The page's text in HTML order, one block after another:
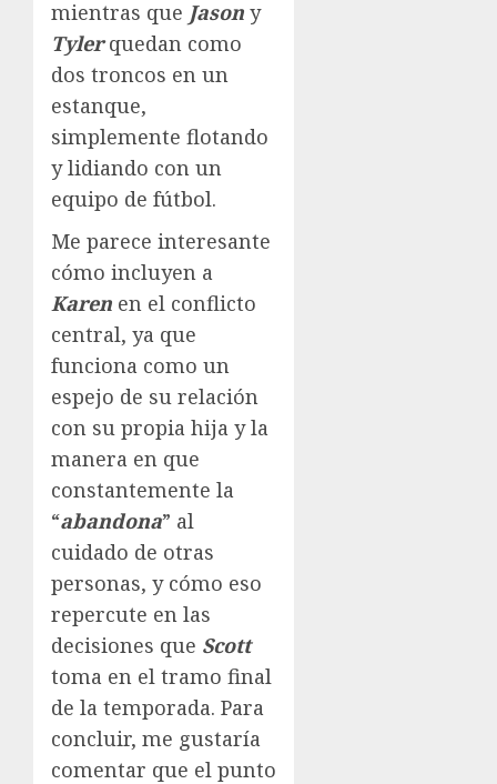
mientras que Jason y
Tylerquedan como
dos troncos en un
estanque,
simplemente flotando
y lidiando con un
equipo de fútbol.
Me parece interesante
cómo incluyen a
Karen en el conflicto
central, ya que
funciona como un
espejo de su relación
con su propia hija y la
manera en que
constantemente la
“abandona” al
cuidado de otras
personas, y cómo eso
repercute en las
decisiones que Scott
toma en el tramo final
de la temporada. Para
concluir, me gustaría
comentar que el punto